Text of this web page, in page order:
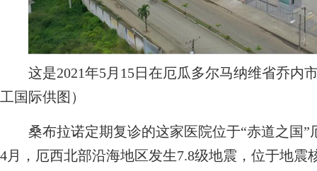
这是2021年5月15日在厄瓜多尔马纳维省乔内
工国际供图）
桑布拉诺定期复诊的这家医院位于“赤道之国”
4月，厄西北部沿海地区发生7.8级地震，位于地